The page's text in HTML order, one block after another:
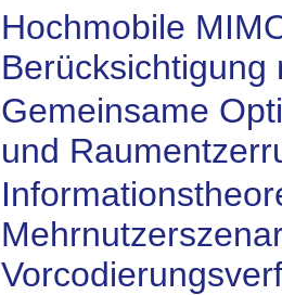
Hochmobile
Berücksichtigung
Gemeinsame
und